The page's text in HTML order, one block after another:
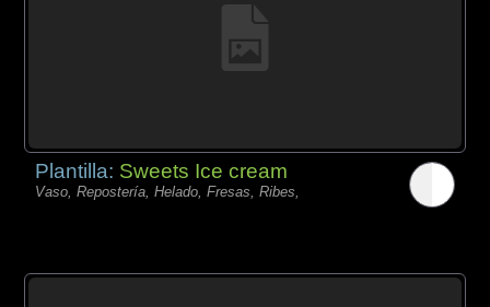
Plantilla: Sweets Ice cream
Vaso, Repostería, Helado, Fresas, Ribes,